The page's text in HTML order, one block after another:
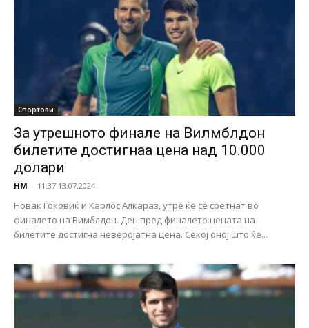
Спортови
За утрешното финале на Вилмблдон
билетите достигнаа цена над 10.000
долари
НМ - 11:37 13.07.2024
Новак Ѓоковиќ и Карлос Алкараз, утре ќе се сретнат во
финалето на Вимблдон. Ден пред финалето цената на
билетите достигна неверојатна цена. Секој оној што ќе...